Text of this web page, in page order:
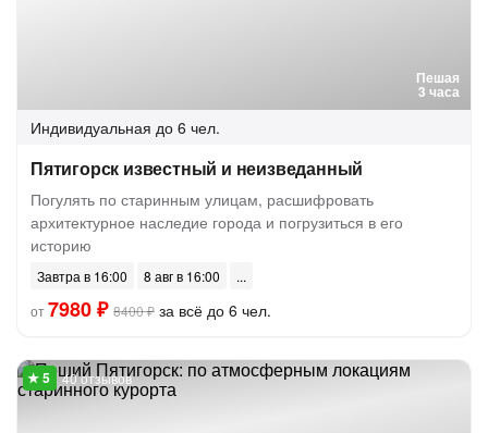
Пешая
3 часа
Индивидуальная до 6 чел.
Пятигорск известный и неизведанный
Погулять по старинным улицам, расшифровать
архитектурное наследие города и погрузиться в его
историю
Завтра в 16:00
8 авг в 16:00
от7980 ₽ 8400 ₽ за всё до 6 чел.
40 отзывов